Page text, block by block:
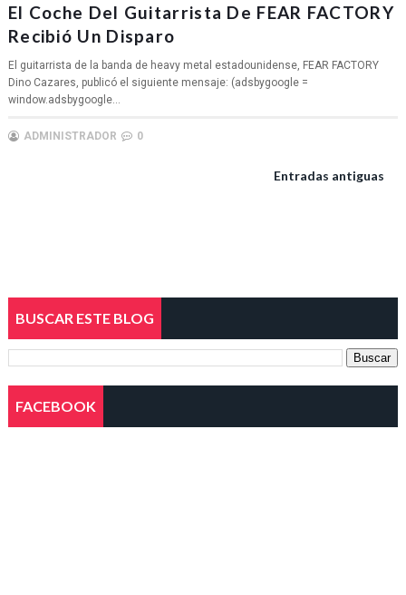
El Coche Del Guitarrista De FEAR FACTORY
Recibió Un Disparo
El guitarrista de la banda de heavy metal estadounidense, FEAR FACTORY
Dino Cazares, publicó el siguiente mensaje: (adsbygoogle =
window.adsbygoogle...
ADMINISTRADOR 0
Entradas antiguas
BUSCAR ESTE BLOG
FACEBOOK